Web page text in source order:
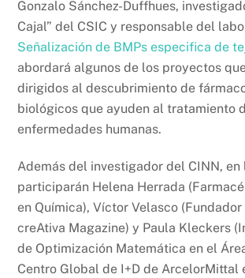
Gonzalo Sánchez-Duffhues,
Cajal” del CSIC y responsable del
Señalización de BMPs especifica de
abordará algunos de los proyectos
dirigidos al descubrimiento de
biológicos que ayuden al tratamiento
enfermedades humanas.
Además del investigador del CINN, en
participarán Helena Herrada
en Química), Víctor Velasco
creAtiva Magazine) y Paula Kleckers
de Optimización Matemática en el
Centro Global de I+D de ArcelorMittal